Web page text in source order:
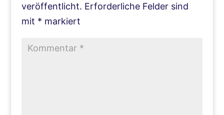
veröffentlicht. Erforderliche Felder sind
mit * markiert